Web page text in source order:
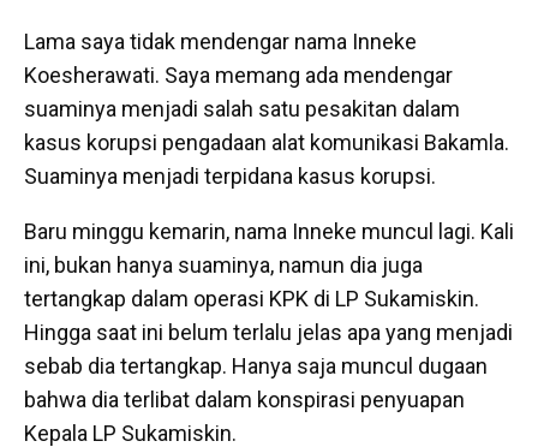
Lama saya tidak mendengar nama Inneke
Koesherawati. Saya memang ada mendengar
suaminya menjadi salah satu pesakitan dalam
kasus korupsi pengadaan alat komunikasi Bakamla.
Suaminya menjadi terpidana kasus korupsi.
Baru minggu kemarin, nama Inneke muncul lagi. Kali
ini, bukan hanya suaminya, namun dia juga
tertangkap dalam operasi KPK di LP Sukamiskin.
Hingga saat ini belum terlalu jelas apa yang menjadi
sebab dia tertangkap. Hanya saja muncul dugaan
bahwa dia terlibat dalam konspirasi penyuapan
Kepala LP Sukamiskin.